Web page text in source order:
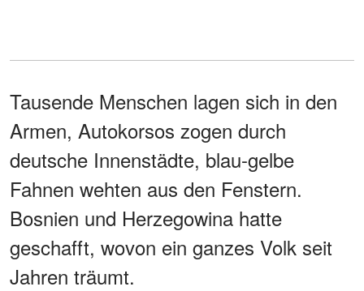
Tausende Menschen lagen sich in den
Armen, Autokorsos zogen durch
deutsche Innenstädte, blau-gelbe
Fahnen wehten aus den Fenstern.
Bosnien und Herzegowina hatte
geschafft, wovon ein ganzes Volk seit
Jahren träumt.